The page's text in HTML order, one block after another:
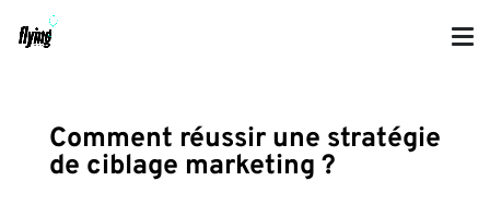
Comment réussir une stratégie
de ciblage marketing ?